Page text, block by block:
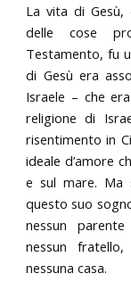
La vita di Gesù,
delle cose
Testamento, fu
di Gesù era
Israele – che
religione di
risentimento in
ideale d’amore
e sul mare. Ma
questo suo
nessun
nessun
nessuna casa.